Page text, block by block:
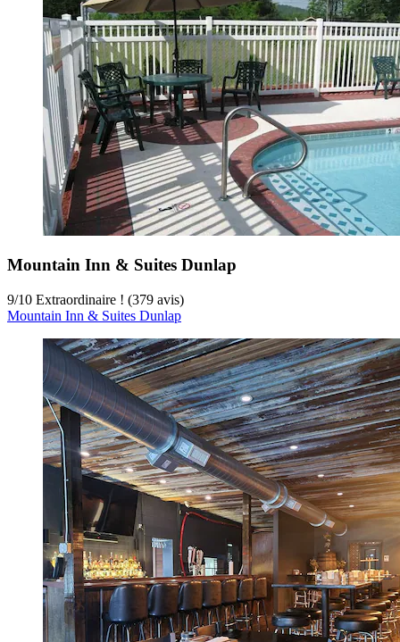
Mountain Inn & Suites Dunlap
9/10 Extraordinaire ! (379 avis)
Mountain Inn & Suites Dunlap